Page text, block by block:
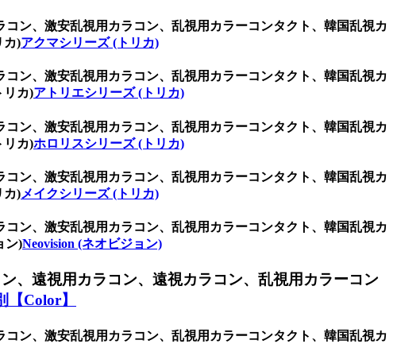
ン、激安乱視用カラコン、乱視用カラーコンタクト、韓国乱視カ
カ)アクマシリーズ (トリカ)
ン、激安乱視用カラコン、乱視用カラーコンタクト、韓国乱視カ
リカ)アトリエシリーズ (トリカ)
ン、激安乱視用カラコン、乱視用カラーコンタクト、韓国乱視カ
リカ)ホロリスシリーズ (トリカ)
ン、激安乱視用カラコン、乱視用カラーコンタクト、韓国乱視カ
カ)メイクシリーズ (トリカ)
ン、激安乱視用カラコン、乱視用カラーコンタクト、韓国乱視カ
ン)Neovision (ネオビジョン)
、遠視用カラコン、遠視カラコン、乱視用カラーコン
【Color】
ン、激安乱視用カラコン、乱視用カラーコンタクト、韓国乱視カ